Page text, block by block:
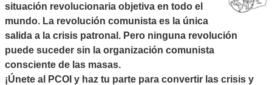
situación revolucionaria objetiva en todo el
mundo. La revolución comunista es la única
salida a la crisis patronal. Pero ninguna revolución
puede suceder sin la organización comunista
consciente de las masas.
¡Únete al PCOI y haz tu parte para convertir las crisis y